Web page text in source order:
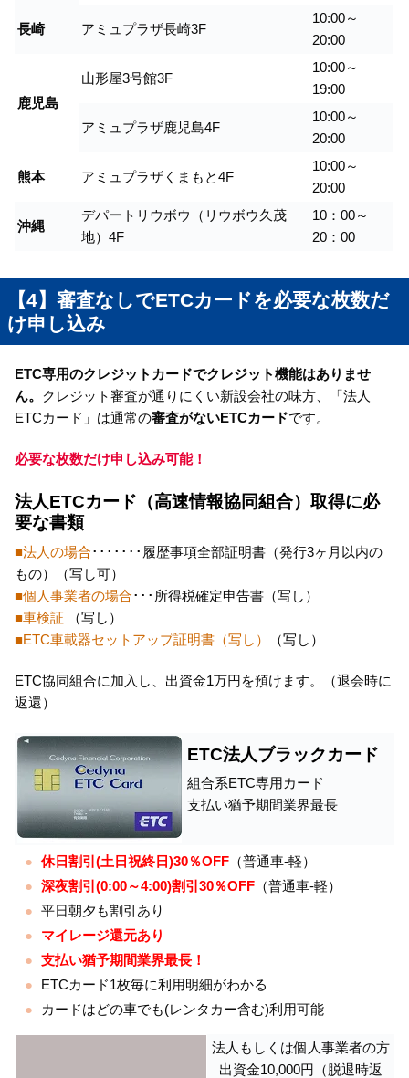
長崎 アミュプラザ長崎3F
10:00～
20:00
鹿児島
山形屋3号館3F
10:00～
19:00
アミュプラザ鹿児島4F
10:00～
20:00
熊本 アミュプラザくまもと4F
10:00～
20:00
沖縄
デパートリウボウ（リウボウ久茂
地）4F
10：00～
20：00
【4】審査なしでETCカードを必要な枚数だ
け申し込み
ETC専用のクレジットカードでクレジット機能はありませ
ん。 クレジット審査が通りにくい新設会社の味方、「法人
ETCカード」は通常の審査がないETCカードです。
必要な枚数だけ申し込み可能！
法人ETCカード（高速情報協同組合）取得に必
要な書類
■法人の場合･･･････履歴事項全部証明書（発行3ヶ月以内の
もの）（写し可）
■個人事業者の場合･･･所得税確定申告書（写し）
■車検証 （写し）
■ETC車載器セットアップ証明書（写し）
（写し）
ETC協同組合に加入し、出資金1万円を預けます。（退会時に
返還）
ETC法人ブラックカード
組合系ETC専用カード
支払い猶予期間業界最長
休日割引(土日祝終日)30％OFF（普通車-軽）
深夜割引(0:00～4:00)割引30％OFF（普通車-軽）
平日朝夕も割引あり
マイレージ還元あり
支払い猶予期間業界最長！
ETCカード1枚毎に利用明細がわかる
カードはどの車でも(レンタカー含む)利用可能
法人もしくは個人事業者の方
出資金10,000円（脱退時返